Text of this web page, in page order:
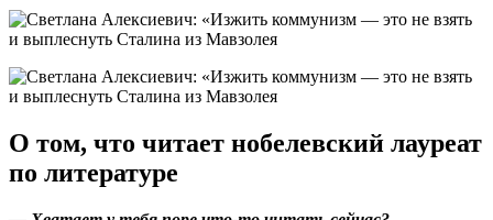
О том, что читает нобелевский лауреат
по литературе